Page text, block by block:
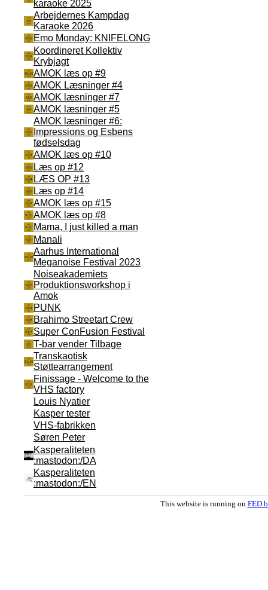
karaoke 2025
Arbejdernes Kampdag
Karaoke 2026
Emo Monday: KNIFELONG
Koordineret Kollektiv
Krybjagt
AMOK læs op #9
AMOK Læsninger #4
AMOK læsninger #7
AMOK læsninger #5
AMOK læsninger #6:
Impressions og Esbens
fødselsdag
AMOK læs op #10
Læs op #12
LÆS OP #13
Læs op #14
AMOK læs op #15
AMOK læs op #8
Mama, I just killed a man
Manali
Aarhus International
Meganoise Festival 2023
Noiseakademiets
Produktionsworkshop i
Amok
PUNK
Brahimo Streetart Crew
Super ConFusion Festival
T-bar vender Tilbage
Transkaotisk
Støttearrangement
Finissage - Welcome to the
VHS factory
Louis Nyatier
Kasper tester
VHS-fabrikken
Søren Peter
Kasperaliteten
:mastodon:/DA
Kasperaliteten
:mastodon:/EN
This website is running on FED